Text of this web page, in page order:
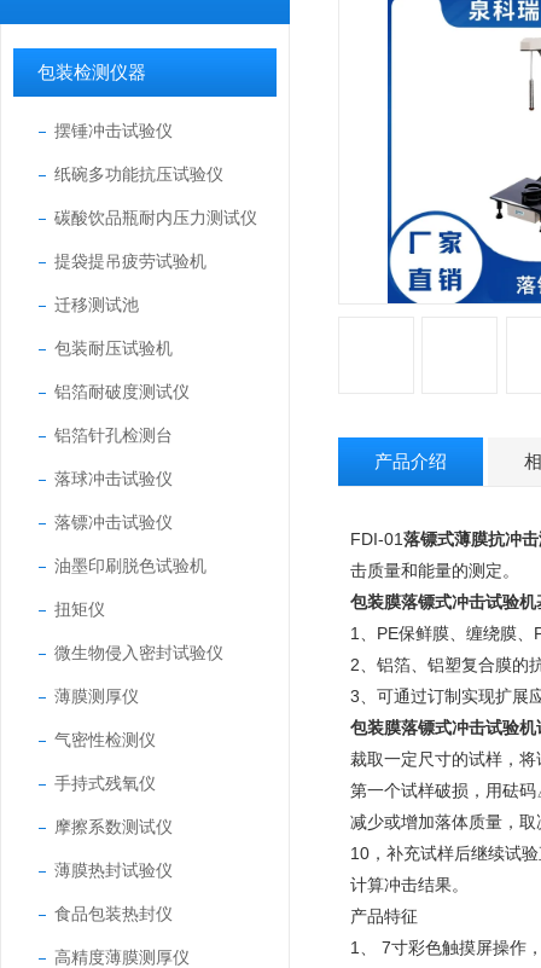
包装检测仪器
摆锤冲击试验仪
纸碗多功能抗压试验仪
碳酸饮品瓶耐内压力测试仪
提袋提吊疲劳试验机
迁移测试池
包装耐压试验机
铝箔耐破度测试仪
铝箔针孔检测台
落球冲击试验仪
落镖冲击试验仪
油墨印刷脱色试验机
扭矩仪
微生物侵入密封试验仪
薄膜测厚仪
气密性检测仪
手持式残氧仪
摩擦系数测试仪
薄膜热封试验仪
食品包装热封仪
高精度薄膜测厚仪
产品介绍
FDI-01落镖式薄膜抗冲
击质量和能量的测定。
包装膜落镖式冲击试验机
1、PE保鲜膜、缠绕膜
2、铝箔、铝塑复合膜的
3、可通过订制实现扩展
包装膜落镖式冲击试验机
裁取一定尺寸的试样，
第一个试样破损，用砝
减少或增加落体质量，
10，补充试样后继续试
计算冲击结果。
产品特征
1、
7寸彩色触摸屏操作